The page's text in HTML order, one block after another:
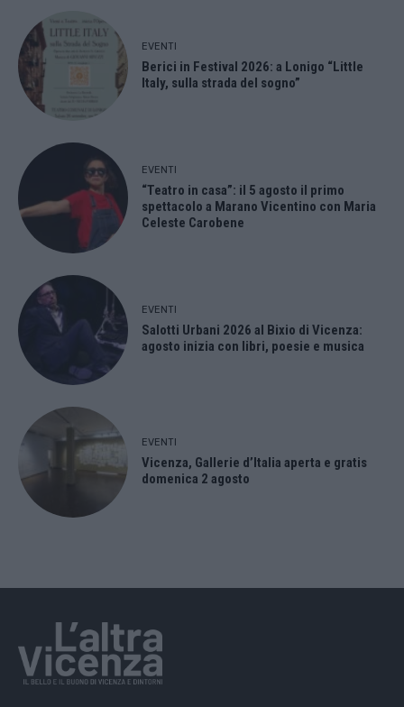
EVENTI
Berici in Festival 2026: a Lonigo “Little
Italy, sulla strada del sogno”
EVENTI
“Teatro in casa”: il 5 agosto il primo
spettacolo a Marano Vicentino con Maria
Celeste Carobene
EVENTI
Salotti Urbani 2026 al Bixio di Vicenza:
agosto inizia con libri, poesie e musica
EVENTI
Vicenza, Gallerie d’Italia aperta e gratis
domenica 2 agosto